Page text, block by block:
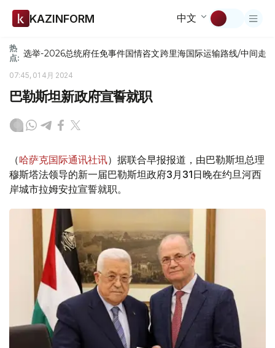
KAZINFORM 中文
热
点: 选举-2026总统府任免事件国情咨文跨里海国际运输路线/中间走廊
07:45, 01 4月 2024
巴勒斯坦新政府宣誓就职
（哈萨克国际通讯社讯）据联合早报报道，由巴勒斯坦总理
穆斯塔法领导的新一届巴勒斯坦政府3月31日晚在约旦河西
岸城市拉姆安拉宣誓就职。